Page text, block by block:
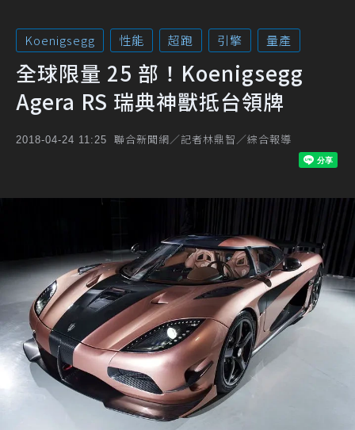
Koenigsegg 性能 超跑 引擎 量產
全球限量 25 部！Koenigsegg
Agera RS 瑞典神獸抵台領牌
2018-04-24 11:25 聯合新聞網／記者林鼎智／綜合報導